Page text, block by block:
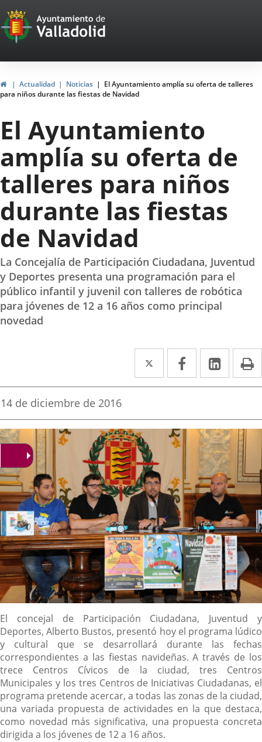
Portal
Web
del
Ayuntamiento
de
Valladolid
InicioActualidad Noticias
El Ayuntamiento amplía su oferta de talleres
para niños durante las fiestas de Navidad
El Ayuntamiento
amplía su oferta de
talleres para niños
durante las fiestas
de Navidad
La Concejalía de Participación Ciudadana, Juventud
y Deportes presenta una programación para el
público infantil y juvenil con talleres de robótica
para jóvenes de 12 a 16 años como principal
novedad
Twitter
Enlace
a
aplicación
externa.
Facebook
Enlace
a
aplicación
externa.
Enlace
a
Fecha
la
noticia
14 de diciembre de 2016
Descripción
El concejal de Participación Ciudadana, Juventud y
Deportes, Alberto Bustos, presentó hoy el programa lúdico
y cultural que se desarrollará durante las fechas
correspondientes a las fiestas navideñas. A través de los
trece Centros Cívicos de la ciudad, tres Centros
Municipales y los tres Centros de Iniciativas Ciudadanas, el
programa pretende acercar, a todas las zonas de la ciudad,
una variada propuesta de actividades en la que destaca,
como novedad más significativa, una propuesta concreta
dirigida a los jóvenes de 12 a 16 años.